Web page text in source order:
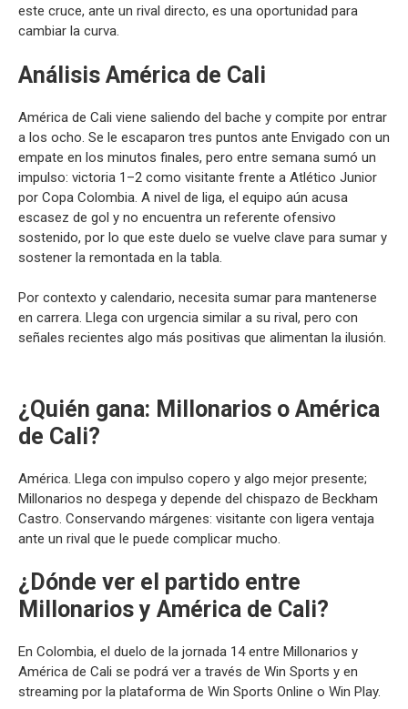
este cruce, ante un rival directo, es una oportunidad para
cambiar la curva.
Análisis América de Cali
América de Cali viene saliendo del bache y compite por entrar
a los ocho. Se le escaparon tres puntos ante Envigado con un
empate en los minutos finales, pero entre semana sumó un
impulso: victoria 1–2 como visitante frente a Atlético Junior
por Copa Colombia. A nivel de liga, el equipo aún acusa
escasez de gol y no encuentra un referente ofensivo
sostenido, por lo que este duelo se vuelve clave para sumar y
sostener la remontada en la tabla.
Por contexto y calendario, necesita sumar para mantenerse
en carrera. Llega con urgencia similar a su rival, pero con
señales recientes algo más positivas que alimentan la ilusión.
¿Quién gana: Millonarios o América
de Cali?
América. Llega con impulso copero y algo mejor presente;
Millonarios no despega y depende del chispazo de Beckham
Castro. Conservando márgenes: visitante con ligera ventaja
ante un rival que le puede complicar mucho.
¿Dónde ver el partido entre
Millonarios y América de Cali?
En Colombia, el duelo de la jornada 14 entre Millonarios y
América de Cali se podrá ver a través de Win Sports y en
streaming por la plataforma de Win Sports Online o Win Play.